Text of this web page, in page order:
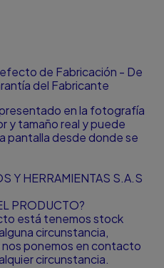
de Fabricación - De
del Fabricante
en la fotografía
y tamaño real y puede
pantalla desde donde se
Y HERRAMIENTAS S.A.S
PRODUCTO?
está tenemos stock
circunstancia,
ponemos en contacto
circunstancia.